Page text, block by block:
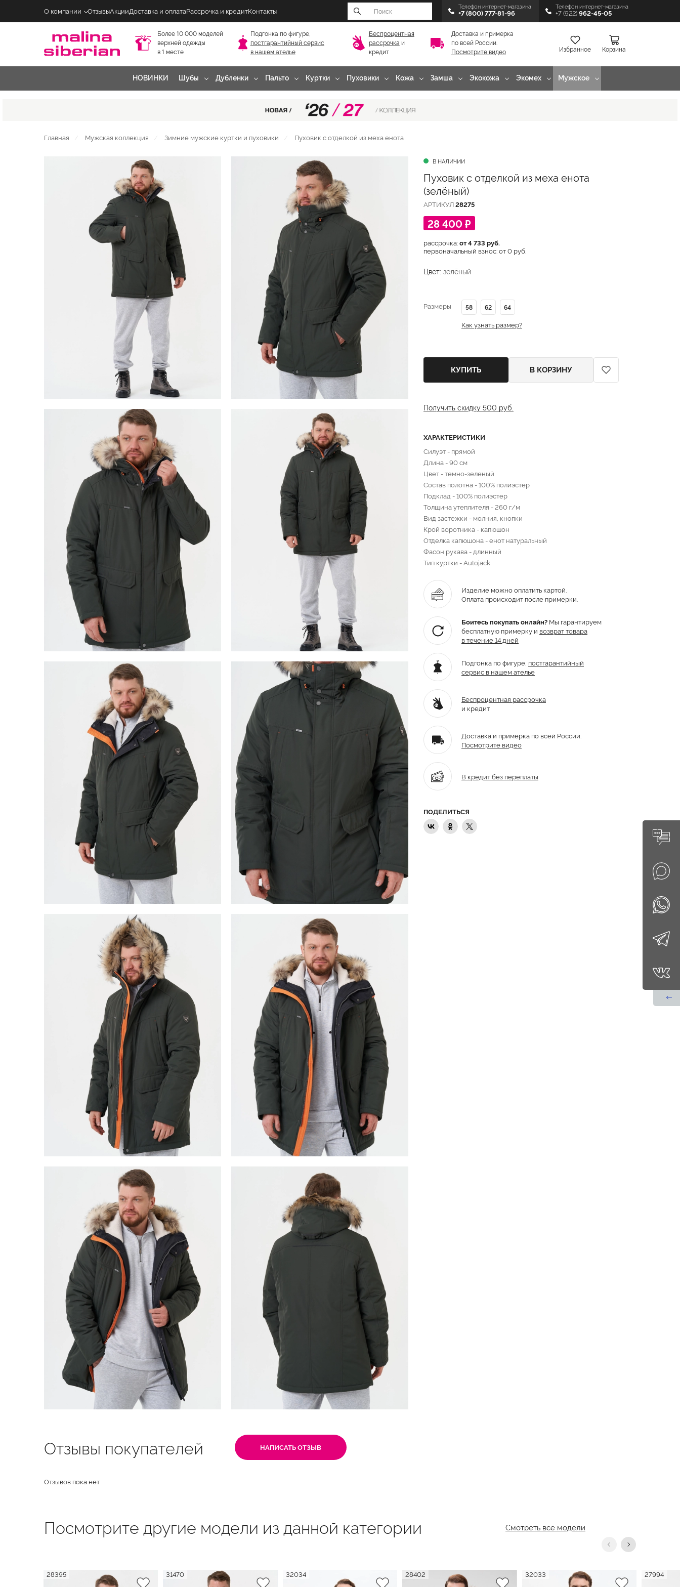
О компании ОтзывыАкцииДоставка и оплатаРассрочка и кредитКонтакты
Телефон интернет-магазина
+7 (800) 777-81-96
Телефон интернет-магазина
+7 (922) 962-45-05
Более 10 000 моделей
верхней одежды
в 1 месте
Подгонка по фигуре,
постгарантийный сервис
в нашем ателье
Беспроцентная
рассрочка и
кредит
Доставка и примерка
по всей России.
Посмотрите видео
Избранное Корзина
НОВИНКИ Шубы Дубленки Пальто Куртки Пуховики Кожа Замша Экокожа Экомех Мужское
Главная Мужская коллекция Зимние мужские куртки и пуховики Пуховик с отделкой из меха енота
В НАЛИЧИИ
Пуховик с отделкой из меха енота
(зелёный)
АРТИКУЛ28275
28 400 ₽
рассрочка:от 4 733 руб.
первоначальный взнос: от 0 руб.
Цвет: зелёный
Размеры 58 62 64
Как узнать размер?
КУПИТЬ В КОРЗИНУ
Получить скидку 500 руб.
ХАРАКТЕРИСТИКИ
Силуэт - прямой
Длина - 90 см
Цвет - темно-зеленый
Состав полотна - 100% полиэстер
Подклад - 100% полиэстер
Толщина утеплителя - 260 г/м
Вид застежки - молния, кнопки
Крой воротника - капюшон
Отделка капюшона - енот натуральный
Фасон рукава - длинный
Тип куртки - Autojack
Изделие можно оплатить картой.
Оплата происходит после примерки.
Боитесь покупать онлайн? Мы гарантируем
бесплатную примерку и возврат товара
в течение 14 дней
Подгонка по фигуре, постгарантийный
сервис в нашем ателье
Беспроцентная рассрочка
и кредит
Доставка и примерка по всей России.
Посмотрите видео
В кредит без переплаты
ПОДЕЛИТЬСЯ
Отзывы покупателей НАПИСАТЬ ОТЗЫВ
Отзывов пока нет
Посмотрите другие модели из данной категории Смотреть все модели
28395 31470 32034 28402 32033 27994